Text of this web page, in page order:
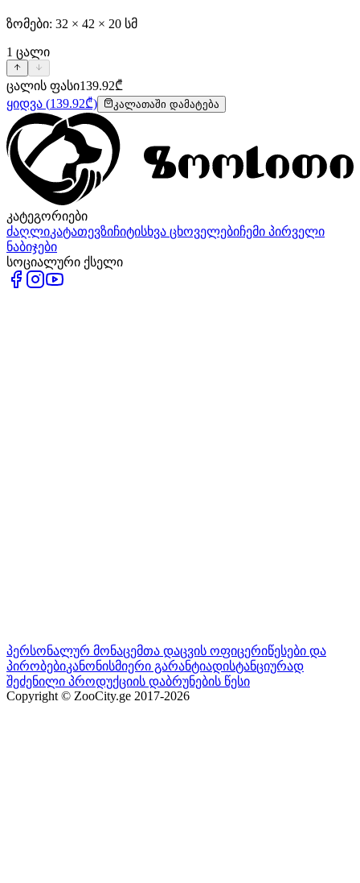
ზომები: 32 × 42 × 20 სმ
1 ცალი
ცალის ფასი139.92₾
ყიდვა (139.92₾) კალათაში დამატება
კატეგორიები
ძაღლიკატათევზიჩიტისხვა ცხოველებიჩემი პირველი
ნაბიჯები
სოციალური ქსელი
პერსონალურ მონაცემთა დაცვის ოფიცერიწესები და
პირობებიკანონისმიერი გარანტიადისტანციურად
შეძენილი პროდუქციის დაბრუნების წესი
Copyright © ZooCity.ge 2017-2026